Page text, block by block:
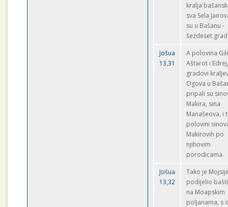
kralja
sva Sela
su u Bašanu -
šezdeset
Jošua
13,31
A polovina
Aštarot i
gradovi
Ogova u
pripali su
Makira, sina
Manašeova, i
polovini
Makirovih po
njihovim
porodicama.
Jošua
13,32
Tako je
podijelio
na Moapskim
poljanama, s